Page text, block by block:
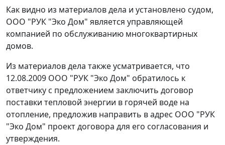
Как видно из материалов дела и установлено судом,
ООО "РУК "Эко Дом" является управляющей
компанией по обслуживанию многоквартирных
домов.
Из материалов дела также усматривается, что
12.08.2009 ООО "РУК "Эко Дом" обратилось к
ответчику с предложением заключить договор
поставки тепловой энергии в горячей воде на
отопление, предложив направить в адрес ООО "РУК
"Эко Дом" проект договора для его согласования и
утверждения.